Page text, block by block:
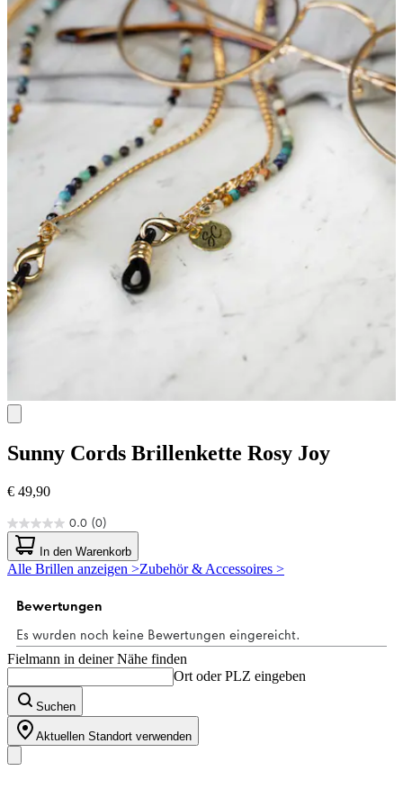
Sunny Cords Brillenkette Rosy Joy
€ 49,90
0.0 (0)
0.0
von
5
Sternen.
In den Warenkorb
Alle Brillen anzeigen >Zubehör & Accessoires >
Fielmann in deiner Nähe finden
Ort oder PLZ eingeben
Suchen
Aktuellen Standort verwenden